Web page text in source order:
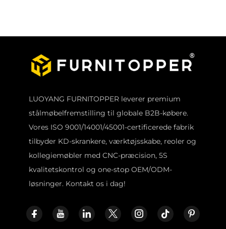
LUOYANG FURNITOPPER leverer premium
stålmøbelfremstilling til globale B2B-købere.
Vores ISO 9001/14001/45001-certificerede fabrik
tilbyder KD-skrankere, værktøjsskabe, reoler og
kollegiemøbler med CNC-præcision, 5S
kvalitetskontrol og one-stop OEM/ODM-
løsninger. Kontakt os i dag!